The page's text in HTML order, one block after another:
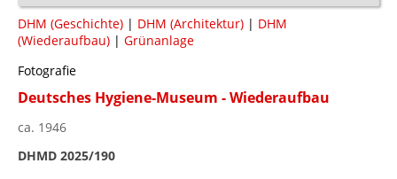
DHM (Geschichte) | DHM (Architektur) | DHM
(Wiederaufbau) | Grünanlage
Fotografie
Deutsches Hygiene-Museum - Wiederaufbau
ca. 1946
DHMD 2025/190